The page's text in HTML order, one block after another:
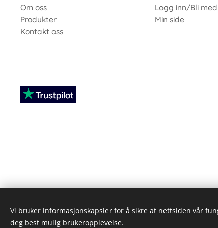
Om oss
Produkter
Kontakt oss
Logg inn/Bli
Min side
Vi bruker informasjonskapsler for å sikre at nettsiden vår
deg best mulig brukeropplevelse.